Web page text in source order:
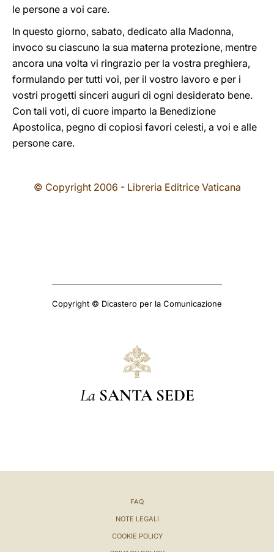
le persone a voi care.
In questo giorno, sabato, dedicato alla Madonna,
invoco su ciascuno la sua materna protezione, mentre
ancora una volta vi ringrazio per la vostra preghiera,
formulando per tutti voi, per il vostro lavoro e per i
vostri progetti sinceri auguri di ogni desiderato bene.
Con tali voti, di cuore imparto la Benedizione
Apostolica, pegno di copiosi favori celesti, a voi e alle
persone care.
© Copyright 2006 - Libreria Editrice Vaticana
Copyright © Dicastero per la Comunicazione
La SANTA SEDE
FAQ
NOTE LEGALI
COOKIE POLICY